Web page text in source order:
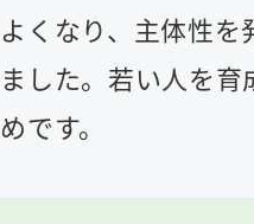
くなり、主体性を
した。若い人を育
です。